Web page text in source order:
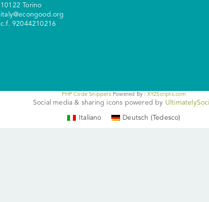
10122 Torino
italy@econgood.org
c.f. 92044210216
PHP Code SnippetsPowered By : XYZScripts.com
Social media & sharing icons powered by
Italiano Deutsch (Tedesco)